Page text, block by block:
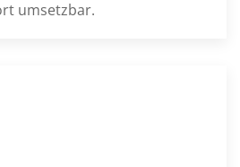
umsetzbar.